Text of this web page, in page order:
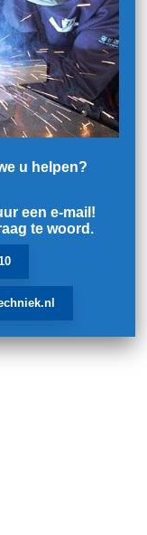
u helpen?
een e-mail!
te woord.